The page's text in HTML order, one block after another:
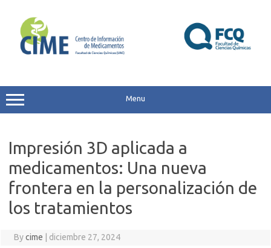
content
Menu
Impresión 3D aplicada a
medicamentos: Una nueva
frontera en la personalización de
los tratamientos
Bycime diciembre 27, 2024